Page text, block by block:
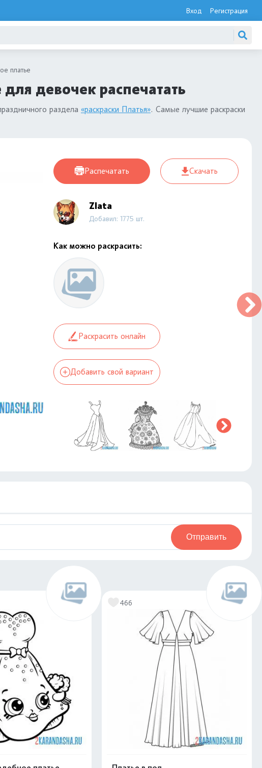
Вход Регистрация
платье
девочек распечатать
раздела «раскраски Платья». Самые лучшие раскраски
Распечатать Скачать
Zlata
Добавил: 1775 шт.
Как можно раскрасить:
Раскрасить онлайн
Добавить свой вариант
Отправить
466